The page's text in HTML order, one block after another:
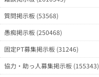
質問掲示板 (53568)
愚痴掲示板 (250468)
固定PT募集掲示板 (31246)
協力・助っ人募集掲示板 (155343)